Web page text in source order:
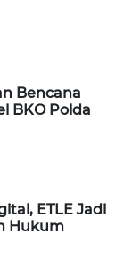
Bencana
BKO Polda
ETLE Jadi
Hukum